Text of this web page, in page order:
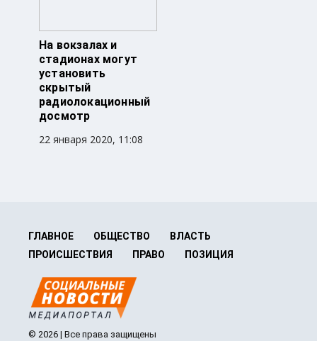
На вокзалах и
стадионах могут
установить
скрытый
радиолокационный
досмотр
22 января 2020, 11:08
ГЛАВНОЕ ОБЩЕСТВО
ВЛАСТЬ
ПРОИСШЕСТВИЯ
ПРАВО ПОЗИЦИЯ
© 2026 | Все права защищены